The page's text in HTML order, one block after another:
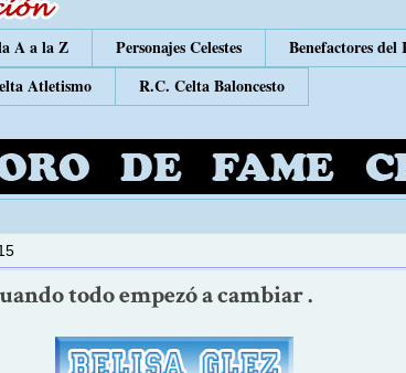
A a la Z Personajes Celestes Benefactores del
Atletismo R.C. Celta Baloncesto
todo empezó a cambiar .